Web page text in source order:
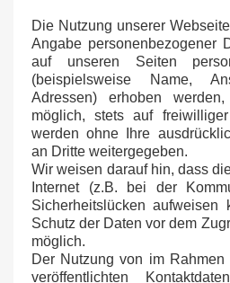
Die Nutzung unserer
Angabe personenbezogener
auf unseren Seiten
(beispielsweise Name,
Adressen) erhoben
möglich, stets auf
werden ohne Ihre
an Dritte weitergegeben.
Wir weisen darauf hin, dass
Internet (z.B. bei der
Sicherheitslücken aufweisen
Schutz der Daten vor dem
möglich.
Der Nutzung von im Rahmen
veröffentlichten